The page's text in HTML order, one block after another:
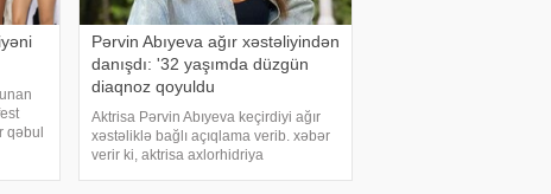
qəbul
Pərvin Abıyeva ağır xəstəliyindən
danışdı: '32 yaşımda düzgün
diaqnoz qoyuldu
Aktrisa Pərvin Abıyeva keçirdiyi ağır
xəstəliklə bağlı açıqlama verib. xəbər
verir ki, aktrisa axlorhidriya